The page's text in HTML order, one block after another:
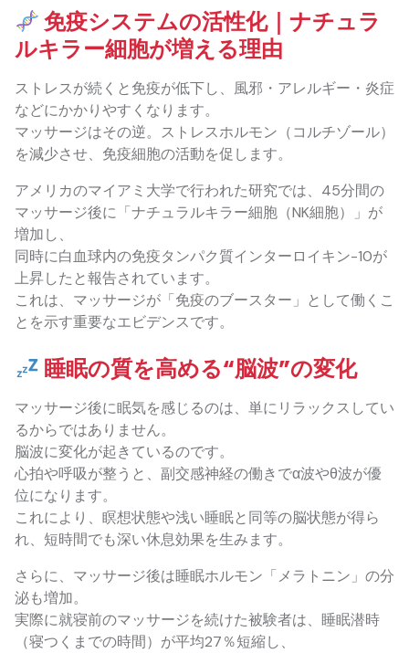
免疫システムの活性化｜ナチュラ
ルキラー細胞が増える理由
ストレスが続くと免疫が低下し、風邪・アレルギー・炎症
などにかかりやすくなります。
マッサージはその逆。ストレスホルモン（コルチゾール）
を減少させ、免疫細胞の活動を促します。
アメリカのマイアミ大学で行われた研究では、45分間の
マッサージ後に「ナチュラルキラー細胞（NK細胞）」が
増加し、
同時に白血球内の免疫タンパク質インターロイキン-10が
上昇したと報告されています。
これは、マッサージが「免疫のブースター」として働くこ
とを示す重要なエビデンスです。
睡眠の質を高める“脳波”の変化
マッサージ後に眠気を感じるのは、単にリラックスしてい
るからではありません。
脳波に変化が起きているのです。
心拍や呼吸が整うと、副交感神経の働きでα波やθ波が優
位になります。
これにより、瞑想状態や浅い睡眠と同等の脳状態が得ら
れ、短時間でも深い休息効果を生みます。
さらに、マッサージ後は睡眠ホルモン「メラトニン」の分
泌も増加。
実際に就寝前のマッサージを続けた被験者は、睡眠潜時
（寝つくまでの時間）が平均27％短縮し、